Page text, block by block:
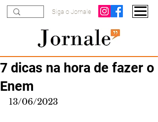
Siga o Jornale
7 dicas na hora de fazer o
Enem
13/06/2023